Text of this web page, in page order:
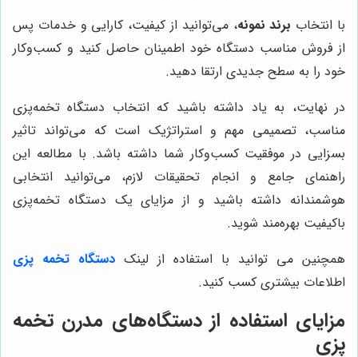
با انتخاب برند نمونه، می‌توانید از کیفیت، کارایی و خدمات پس
از فروش مناسب دستگاه خود اطمینان حاصل کنید و کسب‌وکار
خود را به سطح جدیدی ارتقا دهید.
در نهایت، به یاد داشته باشید که انتخاب دستگاه تخمه‌پزی
مناسب، تصمیمی مهم و استراتژیک است که می‌تواند تاثیر
بسزایی در موفقیت کسب‌وکار شما داشته باشد. با مطالعه این
راهنمای جامع و انجام تحقیقات لازم، می‌توانید انتخابی
هوشمندانه داشته باشید و از مزایای یک دستگاه تخمه‌پزی
باکیفیت بهره‌مند شوید.
همچنین می توانید با استفاده از لینک دستگاه تخمه پزی
اطلاعات بیشتری کسب کنید.
مزایای استفاده از دستگاه‌های مدرن تخمه
پزی